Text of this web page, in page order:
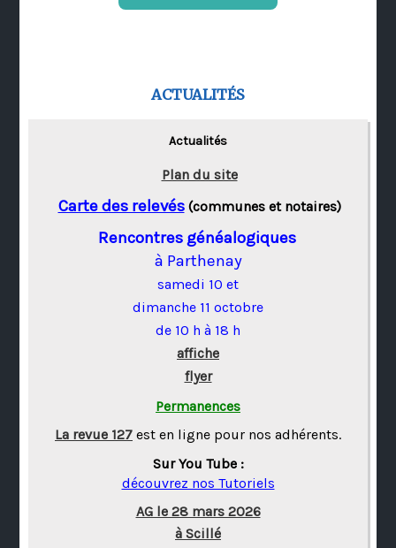
ACTUALITÉS
Actualités
Plan du site
Carte des relevés(communes et notaires)
Rencontres généalogiques
à Parthenay
samedi 10 et
dimanche 11 octobre
de 10 h à 18 h
affiche
flyer
Permanences
La revue 127 est en ligne pour nos adhérents.
Sur You Tube :
découvrez nos Tutoriels
AG le 28 mars 2026
à Scillé